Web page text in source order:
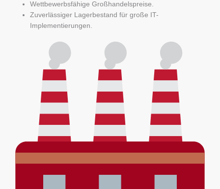
Wettbewerbsfähige Großhandelspreise.
Zuverlässiger Lagerbestand für große IT-
Implementierungen.